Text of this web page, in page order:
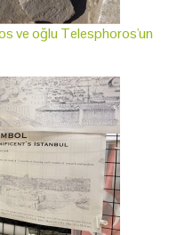
ve oğlu Telesphoros'un